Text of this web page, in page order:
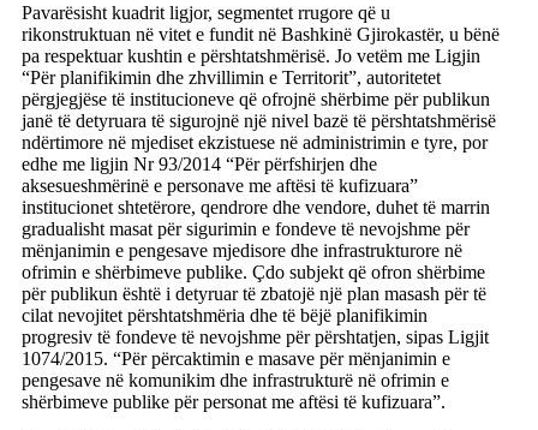
Pavarësisht kuadrit ligjor, segmentet rrugore që u
rikonstruktuan në vitet e fundit në Bashkinë Gjirokastër, u bënë
pa respektuar kushtin e përshtatshmërisë. Jo vetëm me Ligjin
“Për planifikimin dhe zhvillimin e Territorit”, autoritetet
përgjegjëse të institucioneve që ofrojnë shërbime për publikun
janë të detyruara të sigurojnë një nivel bazë të përshtatshmërisë
ndërtimore në mjediset ekzistuese në administrimin e tyre, por
edhe me ligjin Nr 93/2014 “Për përfshirjen dhe
aksesueshmërinë e personave me aftësi të kufizuara”
institucionet shtetërore, qendrore dhe vendore, duhet të marrin
gradualisht masat për sigurimin e fondeve të nevojshme për
mënjanimin e pengesave mjedisore dhe infrastrukturore në
ofrimin e shërbimeve publike. Çdo subjekt që ofron shërbime
për publikun është i detyruar të zbatojë një plan masash për të
cilat nevojitet përshtatshmëria dhe të bëjë planifikimin
progresiv të fondeve të nevojshme për përshtatjen, sipas Ligjit
1074/2015. “Për përcaktimin e masave për mënjanimin e
pengesave në komunikim dhe infrastrukturë në ofrimin e
shërbimeve publike për personat me aftësi të kufizuara”.